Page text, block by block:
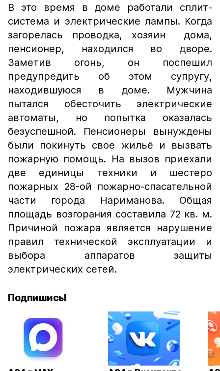
В это время в доме работали сплит-
система и электрические лампы. Когда
загорелась проводка, хозяин дома,
пенсионер, находился во дворе.
Заметив огонь, он поспешил
предупредить об этом супругу,
находившуюся в доме. Мужчина
пытался обесточить электрические
автоматы, но попытка оказалась
безуспешной. Пенсионеры вынуждены
были покинуть свое жильё и вызвать
пожарную помощь. На вызов приехали
две единицы техники и шестеро
пожарных 28-ой пожарно-спасательной
части города Нариманова. Общая
площадь возгорания составила 72 кв. м.
Причиной пожара является нарушение
правил технической эксплуатации и
выбора аппаратов защиты
электрических сетей.
Подпишись!